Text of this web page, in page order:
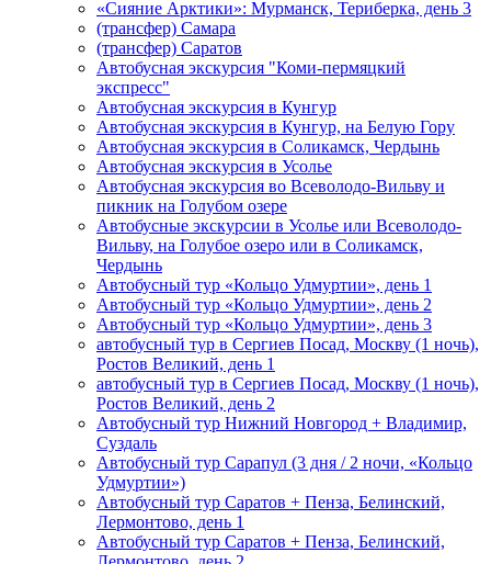
«Сияние Арктики»: Мурманск, Териберка, день 3
(трансфер) Самара
(трансфер) Саратов
Автобусная экскурсия "Коми-пермяцкий
экспресс"
Автобусная экскурсия в Кунгур
Автобусная экскурсия в Кунгур, на Белую Гору
Автобусная экскурсия в Соликамск, Чердынь
Автобусная экскурсия в Усолье
Автобусная экскурсия во Всеволодо-Вильву и
пикник на Голубом озере
Автобусные экскурсии в Усолье или Всеволодо-
Вильву, на Голубое озеро или в Соликамск,
Чердынь
Автобусный тур «Кольцо Удмуртии», день 1
Автобусный тур «Кольцо Удмуртии», день 2
Автобусный тур «Кольцо Удмуртии», день 3
автобусный тур в Сергиев Посад, Москву (1 ночь),
Ростов Великий, день 1
автобусный тур в Сергиев Посад, Москву (1 ночь),
Ростов Великий, день 2
Автобусный тур Нижний Новгород + Владимир,
Суздаль
Автобусный тур Сарапул (3 дня / 2 ночи, «Кольцо
Удмуртии»)
Автобусный тур Саратов + Пенза, Белинский,
Лермонтово, день 1
Автобусный тур Саратов + Пенза, Белинский,